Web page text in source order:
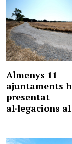
Almenys 11
ajuntaments
presentat
al·legacions